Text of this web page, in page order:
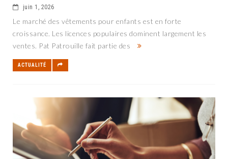
juin 1, 2026
Le marché des vêtements pour enfants est en forte
croissance. Les licences populaires dominent largement les
ventes. Pat Patrouille fait partie des
ACTUALITÉ